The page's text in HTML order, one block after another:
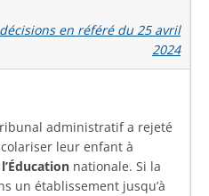
en référé du 25 avril
2024
administratif a rejeté
leur enfant à
l’Éducation nationale. Si la
un établissement jusqu’à